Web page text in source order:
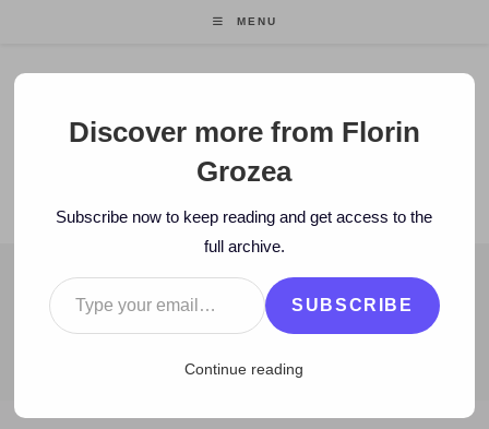
MENU
Florin Grozea
ENTREPRENEUR. FOUNDER/CEO MOCAPP.
BLOG
2011 > January > 11 > www 10 previziuni despre muzica
Discover more from Florin
Grozea
Subscribe now to keep reading and get access to the
full archive.
Type your email…
SUBSCRIBE
Continue reading